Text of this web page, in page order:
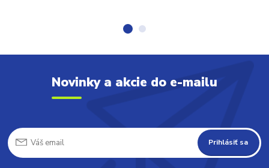
Novinky a akcie do e-mailu
Prihlásiť sa